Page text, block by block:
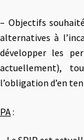
– Objectifs
alternatives à
développer les
actuellement),
l’obligation d’en
PA: